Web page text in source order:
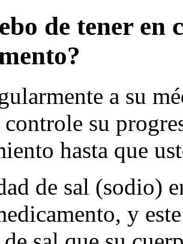
de tener en
a su
su
hasta que
de sal (sodio)
y